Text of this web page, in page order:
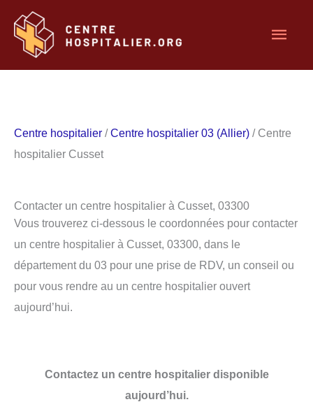
contenu
Centre hospitalier /Centre hospitalier 03 (Allier) / Centre
hospitalier Cusset
Contacter un centre hospitalier à Cusset, 03300
Vous trouverez ci-dessous le coordonnées pour contacter
un centre hospitalier à Cusset, 03300, dans le
département du 03 pour une prise de RDV, un conseil ou
pour vous rendre au un centre hospitalier ouvert
aujourd’hui.
Contactez un centre hospitalier disponible
aujourd’hui.